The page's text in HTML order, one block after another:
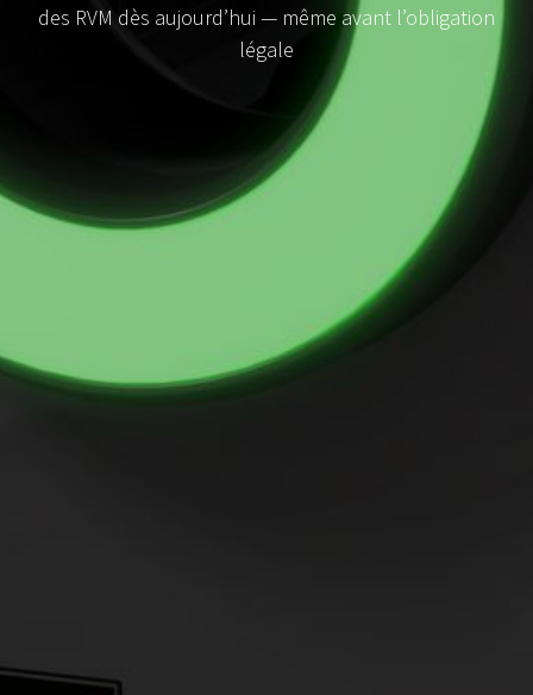
des RVM dès aujourd’hui — même avant l’obligation
légale